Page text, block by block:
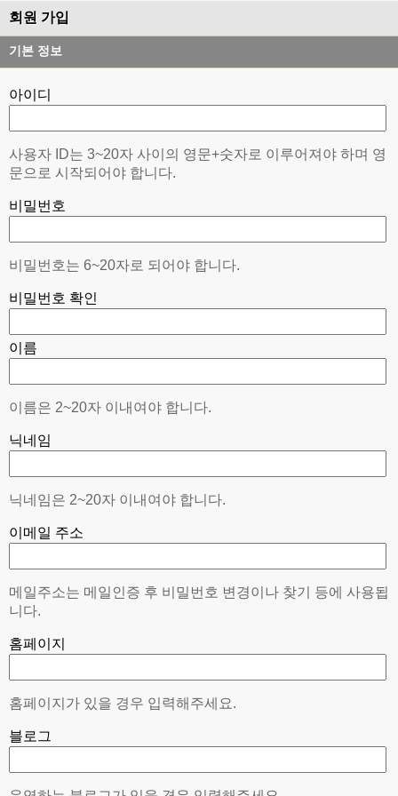
회원 가입
기본 정보
아이디
사용자 ID는 3~20자 사이의 영문+숫자로 이루어져야 하며 영
문으로 시작되어야 합니다.
비밀번호
비밀번호는 6~20자로 되어야 합니다.
비밀번호 확인
이름
이름은 2~20자 이내여야 합니다.
닉네임
닉네임은 2~20자 이내여야 합니다.
이메일 주소
메일주소는 메일인증 후 비밀번호 변경이나 찾기 등에 사용됩
니다.
홈페이지
홈페이지가 있을 경우 입력해주세요.
블로그